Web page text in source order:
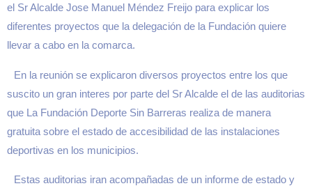
el Sr Alcalde Jose Manuel Méndez Freijo para explicar los
diferentes proyectos que la delegación de la Fundación quiere
llevar a cabo en la comarca.
En la reunión se explicaron diversos proyectos entre los que
suscito un gran interes por parte del Sr Alcalde el de las auditorias
que La Fundación Deporte Sin Barreras realiza de manera
gratuita sobre el estado de accesibilidad de las instalaciones
deportivas en los municipios.
Estas auditorias iran acompañadas de un informe de estado y